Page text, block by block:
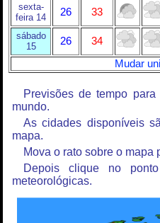
sexta-
feira 14
26 33
sábado
15
26
34
Mudar
Previsões de tempo
mundo.
As cidades disponíveis
mapa.
Mova o rato sobre o mapa
Depois clique no
meteorológicas.